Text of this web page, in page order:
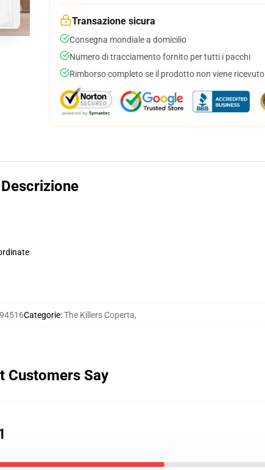
Transazione sicura
Consegna mondiale a domicilio
Numero di tracciamento fornito per tutti i pacchi
Rimborso completo se il prodotto non viene ricevuto
Descrizione
Categorie:The Killers Coperta,
Customers Say